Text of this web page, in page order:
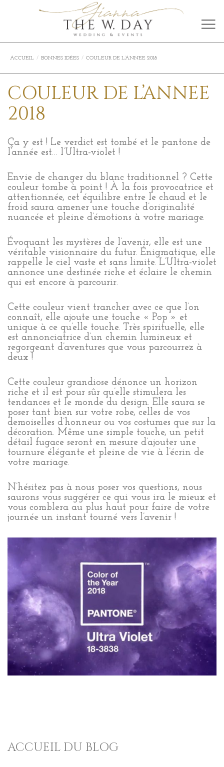
ACCUEIL BONNES IDÉES COULEUR DE L’ANNEE 2018
COULEUR DE L’ANNEE
2018
Ça y est ! Le verdict est tombé et le pantone de
l’année est… l’Ultra-violet !
Envie de changer du blanc traditionnel ? Cette
couleur tombe à point ! À la fois provocatrice et
attentionnée, cet équilibre entre le chaud et le
froid saura amener une touche d’originalité
nuancée et pleine d’émotions à votre mariage.
Évoquant les mystères de l’avenir, elle est une
véritable visionnaire du futur. Énigmatique, elle
rappelle le ciel vaste et sans limite. L’Ultra-violet
annonce une destinée riche et éclaire le chemin
qui est encore à parcourir.
Cette couleur vient trancher avec ce que l’on
connaît, elle ajoute une touche « Pop » et
unique à ce qu’elle touche. Très spirituelle, elle
est annonciatrice d’un chemin lumineux et
regorgeant d’aventures que vous parcourrez à
deux !
Cette couleur grandiose dénonce un horizon
riche et il est pour sûr qu’elle stimulera les
tendances et le monde du design. Elle saura se
poser tant bien sur votre robe, celles de vos
demoiselles d’honneur ou vos costumes que sur la
décoration. Même une simple touche, un petit
détail fugace seront en mesure d’ajouter une
tournure élégante et pleine de vie à l’écrin de
votre mariage.
N’hésitez pas à nous poser vos questions, nous
saurons vous suggérer ce qui vous ira le mieux et
vous comblera au plus haut pour faire de votre
journée un instant tourné vers l’avenir !
ACCUEIL DU BLOG